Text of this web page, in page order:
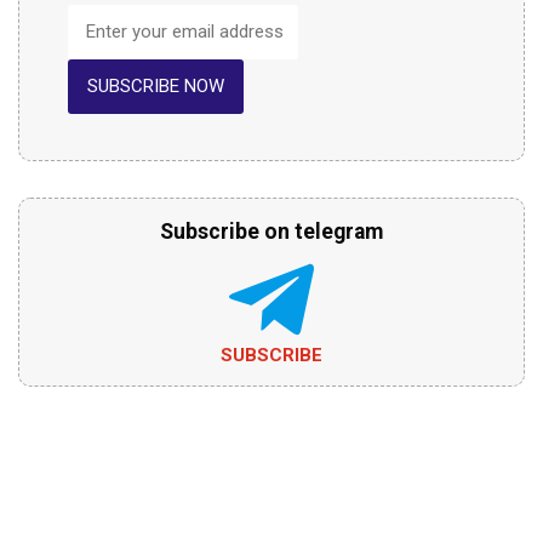
SUBSCRIBE NOW
Subscribe on telegram
SUBSCRIBE